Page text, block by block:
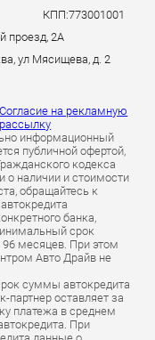
КПП:773001001
проезд, 2А
ул Мясищева, д. 2
Согласие на рекламную
рассылку
информационный
публичной офертой,
кодекса
о наличии и стоимости
обращайтесь к
банка,
срок
месяцев. При этом
Авто Драйв не
суммы автокредита
партнер оставляет за
платежа в среднем
При